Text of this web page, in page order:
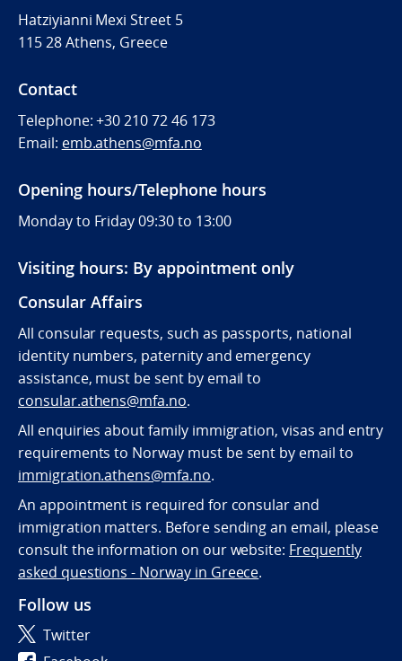
Hatziyianni Mexi Street 5
115 28 Athens, Greece
Contact
Telephone:+30 210 72 46 173
Email: emb.athens@mfa.no
Opening hours/Telephone hours
Monday to Friday 09:30 to 13:00
Visiting hours: By appointment only
Consular Affairs
All consular requests, such as passports, national
identity numbers, paternity and emergency
assistance, must be sent by email to
consular.athens@mfa.no.
All enquiries about family immigration, visas and entry
requirements to Norway must be sent by email to
immigration.athens@mfa.no.
An appointment is required for consular and
immigration matters. Before sending an email, please
consult the information on our website: Frequently
asked questions - Norway in Greece.
Follow us
Twitter